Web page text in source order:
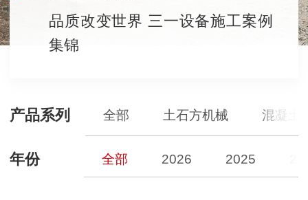
品质改变世界 三一设备施工案例
集锦
产品系列 全部 土石方机械 混凝土
年份 全部 2026 2025